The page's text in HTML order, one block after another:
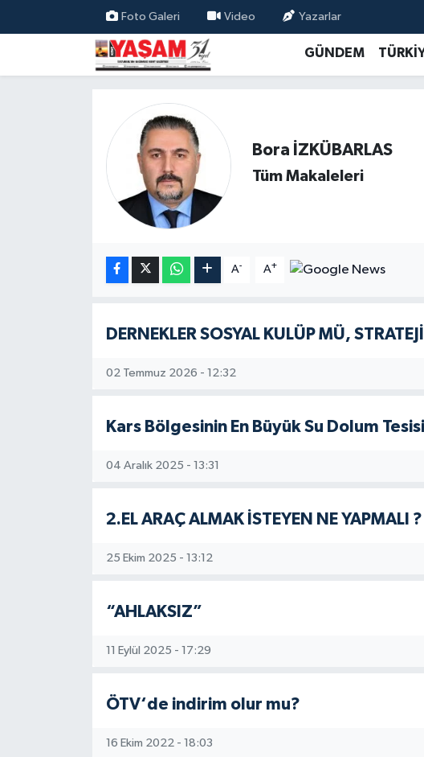
Foto Galeri Video Yazarlar
GÜNDEM
Bora İZKÜBARLAS
Tüm Makaleleri
A- A+
DERNEKLER SOSYAL KULÜP MÜ,
02 Temmuz 2026 - 12:32
Kars Bölgesinin En Büyük Su Dolum
04 Aralık 2025 - 13:31
2.EL ARAÇ ALMAK İSTEYEN NE YAPMALI ?
25 Ekim 2025 - 13:12
“AHLAKSIZ”
11 Eylül 2025 - 17:29
ÖTV‘de indirim olur mu?
16 Ekim 2022 - 18:03